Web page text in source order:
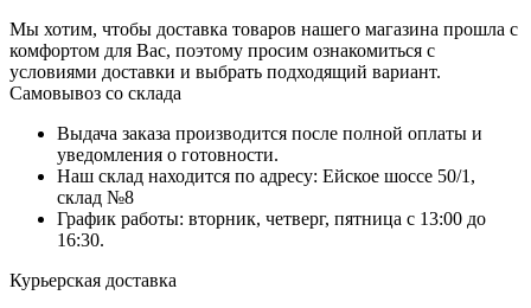
Мы хотим, чтобы доставка товаров нашего магазина прошла с
комфортом для Вас, поэтому просим ознакомиться с
условиями доставки и выбрать подходящий вариант.
Самовывоз со склада
Выдача заказа производится после полной оплаты и
уведомления о готовности.
Наш склад находится по адресу: Ейское шоссе 50/1,
склад №8
График работы: вторник, четверг, пятница с 13:00 до
16:30.
Курьерская доставка